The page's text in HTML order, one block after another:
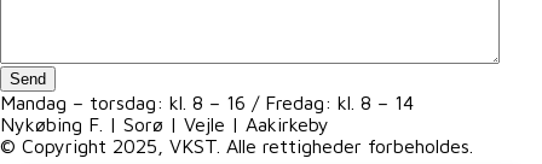
Send
Mandag – torsdag: kl. 8 – 16 / Fredag: kl. 8 – 14
Nykøbing F. | Sorø | Vejle | Aakirkeby
© Copyright 2025, VKST. Alle rettigheder forbeholdes.